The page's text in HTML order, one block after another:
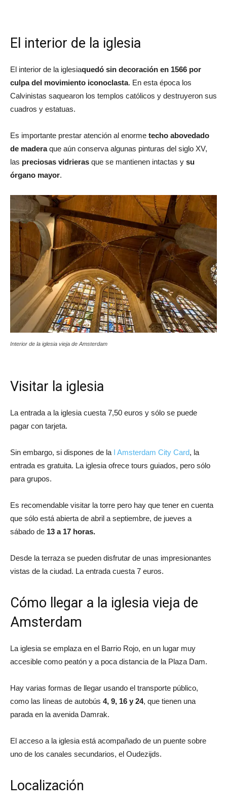
El interior de la iglesia
El interior de la iglesiaquedó sin decoración en 1566 por
culpa del movimiento iconoclasta. En esta época los
Calvinistas saquearon los templos católicos y destruyeron sus
cuadros y estatuas.
Es importante prestar atención al enorme techo abovedado
de maderaque aún conserva algunas pinturas del siglo XV,
las preciosas vidrieras que se mantienen intactas y su
órgano mayor.
Interior de la iglesia vieja de Amsterdam
Visitar la iglesia
La entrada a la iglesia cuesta 7,50 euros y sólo se puede
pagar con tarjeta.
Sin embargo, si dispones de la I Amsterdam City Card, la
entrada es gratuita. La iglesia ofrece tours guiados, pero sólo
para grupos.
Es recomendable visitar la torre pero hay que tener en cuenta
que sólo está abierta de abril a septiembre, de jueves a
sábado de 13 a 17 horas.
Desde la terraza se pueden disfrutar de unas impresionantes
vistas de la ciudad. La entrada cuesta 7 euros.
Cómo llegar a la iglesia vieja de
Amsterdam
La iglesia se emplaza en el Barrio Rojo, en un lugar muy
accesible como peatón y a poca distancia de la Plaza Dam.
Hay varias formas de llegar usando el transporte público,
como las líneas de autobús 4, 9, 16 y 24, que tienen una
parada en la avenida Damrak.
El acceso a la iglesia está acompañado de un puente sobre
uno de los canales secundarios, el Oudezijds.
Localización